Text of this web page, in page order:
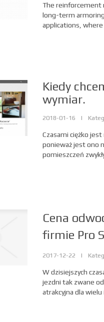
The reinforcement
long-term
applications,
Kiedy
wymiar.
2018-01-16 |
Czasami ciężko
ponieważ jest ono
pomieszczeń
Cena
firmie Pro
2017-12-22 |
W dzisiejszych
jezdni tak zwane
atrakcyjna dla